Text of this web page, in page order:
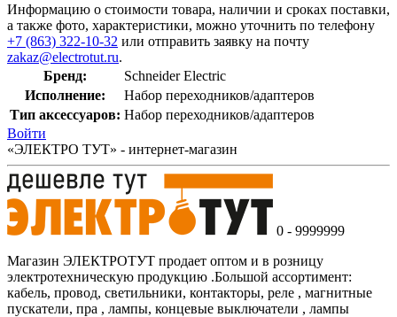
Информацию о стоимости товара, наличии и сроках поставки,
а также фото, характеристики, можно уточнить по телефону
+7 (863) 322-10-32 или отправить заявку на почту
zakaz@electrotut.ru.
Бренд:
Schneider Electric
Исполнение:
Набор переходников/адаптеров
Тип аксессуаров: Набор переходников/адаптеров
Войти
«ЭЛЕКТРО ТУТ» - интернет-магазин
0 - 9999999
Магазин ЭЛЕКТРОТУТ продает оптом и в розницу
электротехническую продукцию .Большой ассортимент:
кабель, провод, светильники, контакторы, реле , магнитные
пускатели, пра , лампы, концевые выключатели , лампы